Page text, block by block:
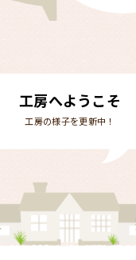
工房へようこそ
工房の様子を更新中！